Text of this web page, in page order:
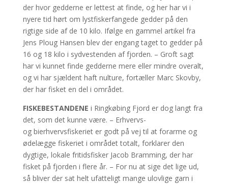
der hvor gedderne er lettest at finde, og her har vi i
nyere tid hørt om lystfiskerfangede gedder på den
rigtige side af de 10 kilo. Ifølge en gammel artikel fra
Jens Ploug Hansen blev der engang taget to gedder på
16 og 18 kilo i sydvestenden af fjorden. – Groft sagt
har vi kunnet finde gedderne mere eller mindre overalt,
og vi har sjældent haft nulture, fortæller Marc Skovby,
der har fisket en del i området.
FISKEBESTANDENE i Ringkøbing Fjord er dog langt fra
det, som det kunne være. – Erhvervs-
og bierhvervsfiskeriet er godt på vej til at forarme og
ødelægge fiskeriet i området totalt, forklarer den
dygtige, lokale fritidsfisker Jacob Bramming, der har
fisket på fjorden i flere år. – For nu at sige det lige ud,
så bliver der sat helt ufatteligt mange ulovlige garn i